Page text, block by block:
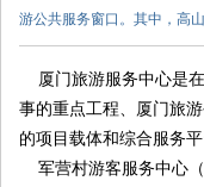
游公共服务窗口。其中，高
厦门旅游服务中心是在
事的重点工程、厦门旅
的项目载体和综合服务
军营村游客服务中心（